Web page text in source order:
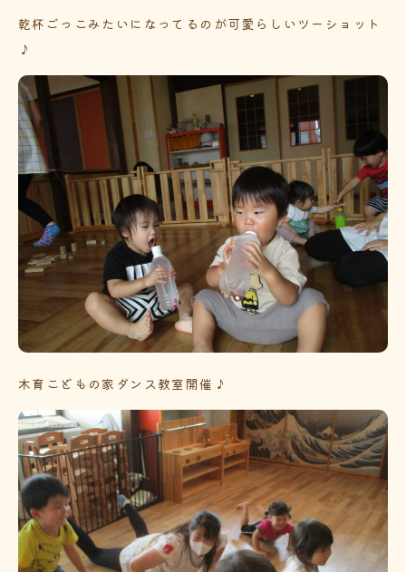
乾杯ごっこみたいになってるのが可愛らしいツーショット
♪
木育こどもの家ダンス教室開催♪